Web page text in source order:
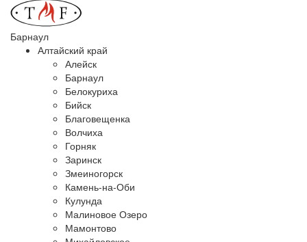
Барнаул
Алтайский край
Алейск
Барнаул
Белокуриха
Бийск
Благовещенка
Волчиха
Горняк
Заринск
Змеиногорск
Камень-на-Оби
Кулунда
Малиновое Озеро
Мамонтово